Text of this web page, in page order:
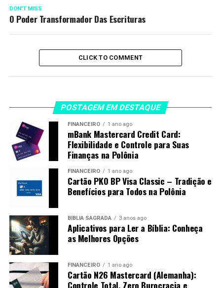
DON'T MISS
O Poder Transformador Das Escrituras
CLICK TO COMMENT
POSTAGEM EM DESTAQUE
FINANCEIRO 1 ano ago
mBank Mastercard Credit Card:
Flexibilidade e Controle para Suas
Finanças na Polônia
FINANCEIRO 1 ano ago
Cartão PKO BP Visa Classic – Tradição e
Benefícios para Todos na Polônia
BÍBLIA SAGRADA 3 anos ago
Aplicativos para Ler a Bíblia: Conheça
as Melhores Opções
FINANCEIRO 1 ano ago
Cartão N26 Mastercard (Alemanha):
Controle Total, Zero Burocracia e